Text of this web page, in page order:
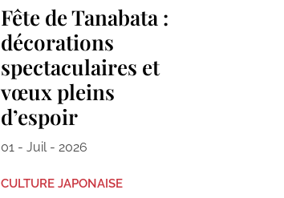
Fête de Tanabata :
décorations
spectaculaires et
vœux pleins
d’espoir
01 - Juil - 2026
CULTURE JAPONAISE